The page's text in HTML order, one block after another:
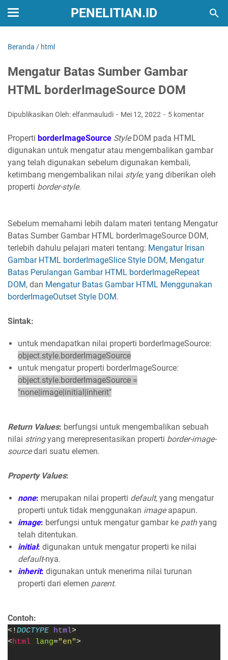
PENELITIAN.ID
Beranda / html
Mengatur Batas Sumber Gambar
HTML borderImageSource DOM
Dipublikasikan Oleh: elfanmauludi Mei 12, 2022 5 komentar
Properti borderImageSource StyleDOM pada HTML
digunakan untuk mengatur atau mengembalikan gambar
yang telah digunakan sebelum digunakan kembali,
ketimbang mengembalikan nilai style, yang diberikan oleh
properti border-style.
Sebelum memahami lebih dalam materi tentang Mengatur
Batas Sumber Gambar HTML borderImageSource DOM,
terlebih dahulu pelajari materi tentang: Mengatur Irisan
Gambar HTML borderImageSlice Style DOM, Mengatur
Batas Perulangan Gambar HTML borderImageRepeat
DOM, dan Mengatur Batas Gambar HTML Menggunakan
borderImageOutset Style DOM.
Sintak:
untuk mendapatkan nilai properti borderImageSource:
object.style.borderImageSource
untuk mengatur properti borderImageSource:
object.style.borderImageSource =
"none|image|initial|inherit"
Return Values: berfungsi untuk mengembalikan sebuah
nilai stringyang merepresentasikan properti border-image-
sourcedari suatu elemen.
Property Values:
none: merupakan nilai properti default, yang mengatur
properti untuk tidak menggunakan imageapapun.
image: berfungsi untuk mengatur gambar ke pathyang
telah ditentukan.
initial: digunakan untuk mengatur properti ke nilai
default-nya.
inherit: digunakan untuk menerima nilai turunan
properti dari elemen parent.
Contoh:
<!DOCTYPE html>
<html lang="en">